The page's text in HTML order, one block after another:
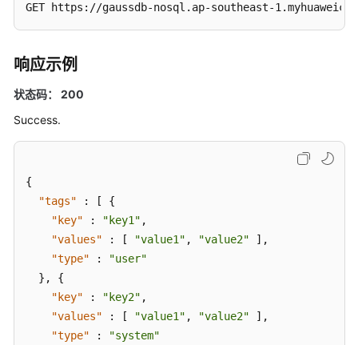
管
理
连
恢
复
参
数
配
置
GET https://gaussdb-nosql.ap-southeast-
响应示例
状态码： 200
Success.
{
"tags"
: [
{
"key"
: "key1" ,
"values"
: [ "value1" , "value2" ] ,
"type"
:
"user"
} ,
{
"key"
: "key2" ,
"values"
: [ "value1" , "value2" ] ,
"type"
:
"system"